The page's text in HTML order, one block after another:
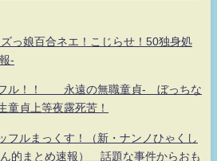
っ娘百合ネエ！こじらせ！50独身処
-
フル！！ 永遠の無職童貞- ぼっちな
童貞上等夜露死苦！
フルまっくす！（新・ナンノひゃくし
的まとめ速報） 話題な事件からおも